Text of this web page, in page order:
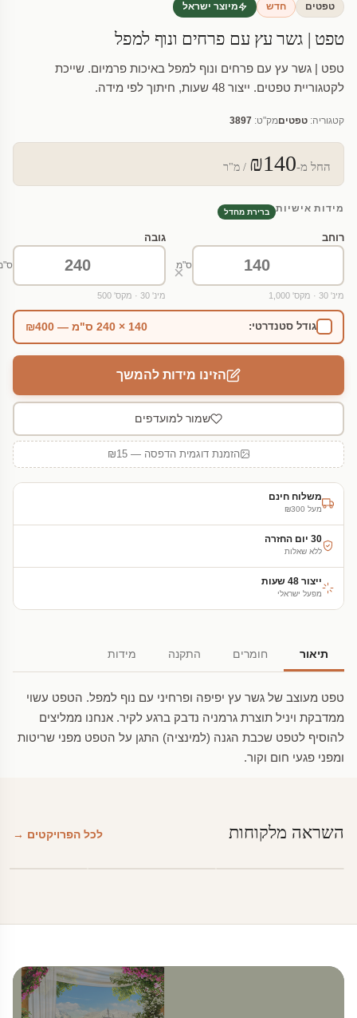
טפטים חדש מיוצר ישראל
טפט | גשר עץ עם פרחים ונוף למפל
טפט | גשר עץ עם פרחים ונוף למפל באיכות פרמיום. שייכת
לקטגוריית טפטים. ייצור 48 שעות, חיתוך לפי מידה.
קטגוריה: טפטיםמק"ט: 3897
החל מ-₪140 / מ"ר
מידות אישיות ברירת מחדל
רוחב
ס"מ
מינ' 30 · מקס' 1,000
×
גובה
מינ' 30 · מקס' 500
גודל סטנדרטי: 140 × 240 ס"מ — ₪400
הזינו מידות להמשך
שמור למועדפים
הזמנת דוגמית הדפסה — ₪15
משלוח חינם
מעל ₪300
30 יום החזרה
ללא שאלות
ייצור 48 שעות
מפעל ישראלי
תיאור חומרים התקנה מידות
טפט מעוצב של גשר עץ יפיפה ופרחיני עם נוף למפל. הטפט עשוי
ממדבקת ויניל תוצרת גרמניה נדבק ברגע לקיר. אנחנו ממליצים
להוסיף לטפט שכבת הגנה (למינציה) התגן על הטפט מפני שריטות
ומפני פגעי חום וקור.
השראה מלקוחות לכל הפרויקטים →